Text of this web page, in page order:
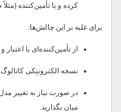
کرده و با تأمین‌کننده
برای غلبه بر این چالش‌ها:
از تأمین‌کننده‌ای با اعتبار
نسخه الکترونیکی کاتالوگ
در صورت نیاز به تغییر
میان بگذارید.